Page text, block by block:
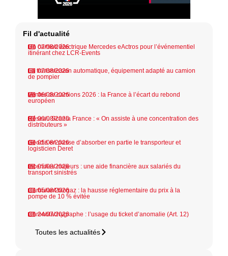
Fil d'actualité
07/08/2026
Un camion électrique Mercedes eActros pour l’événementiel
itinérant chez LCR-Events
07/08/2026
La transmission automatique, équipement adapté au camion
de pompier
06/08/2026
Ventes de camions 2026 : la France à l’écart du rebond
européen
06/08/2026
Réseau Scania France : « On assiste à une concentration des
distributeurs »
05/08/2026
Geodis en passe d’absorber en partie le transporteur et
logisticien Deret
05/08/2026
Incendies majeurs : une aide financière aux salariés du
transport sinistrés
05/08/2026
Carburant biogaz : la hausse réglementaire du prix à la
pompe de 10 % évitée
24/07/2026
Chronotachygraphe : l’usage du ticket d’anomalie (Art. 12)
Toutes les actualités